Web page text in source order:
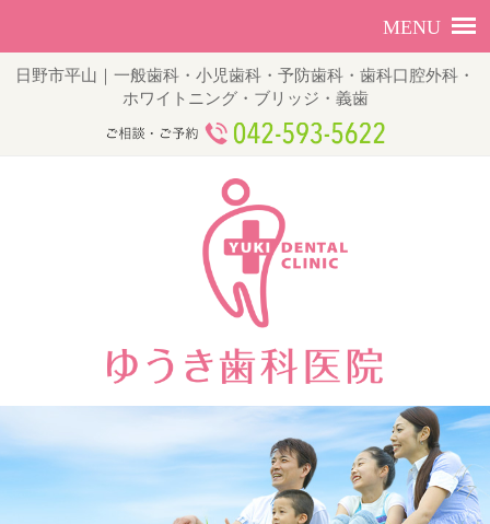
日野市平山｜一般歯科・小児歯科・予防歯科・歯科口腔外科・
ホワイトニング・ブリッジ・義歯